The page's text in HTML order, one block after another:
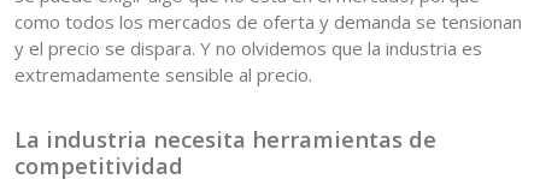
como todos los mercados de oferta y demanda se tensionan
y el precio se dispara. Y no olvidemos que la industria es
extremadamente sensible al precio.
La industria necesita herramientas de
competitividad